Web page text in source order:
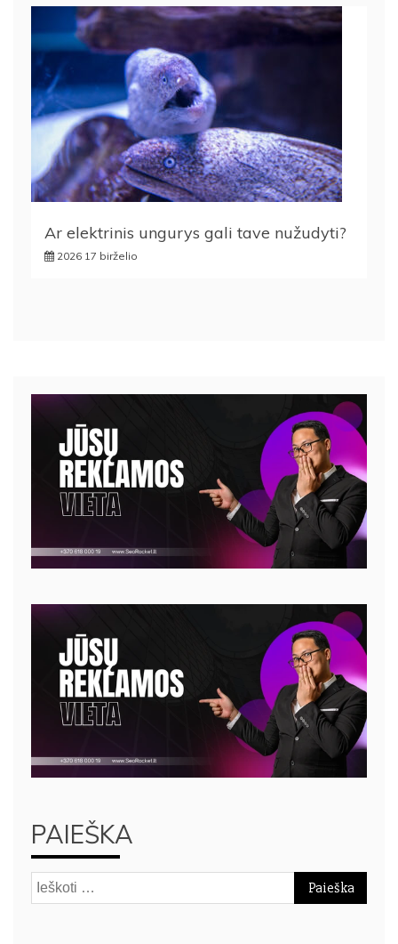
Ar elektrinis ungurys gali tave nužudyti?
2026 17 birželio
PAIEŠKA
Ieškoti: